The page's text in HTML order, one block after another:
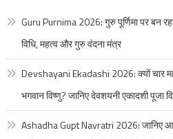
Guru Purnima 2026: गुरु पूर्णिमा पर बन
विधि, महत्व और गुरु वंदना मंत्र
Devshayani Ekadashi 2026: क्यों चार
भगवान विष्णु? जानिए देवशयनी एकादशी पूजा
Ashadha Gupt Navratri 2026: जानिए